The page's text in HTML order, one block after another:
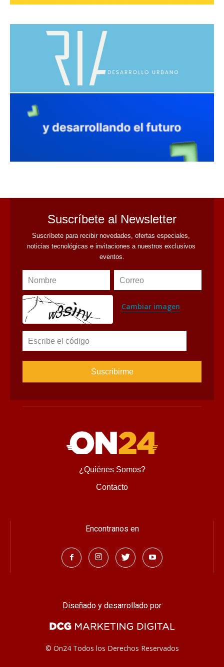
Suscríbete al Newsletter
Suscríbete para recibir novedades, ofertas especiales,
noticias tecnológicas e invitaciones a nuestros exclusivos
eventos.
Nombre Correo
Cambiar imagen
Escribe el código
¿Quiénes Somos?
Contacto
Encontranos en
Diseñado y desarrollado por
© On24 Todos los Derechos Reservados